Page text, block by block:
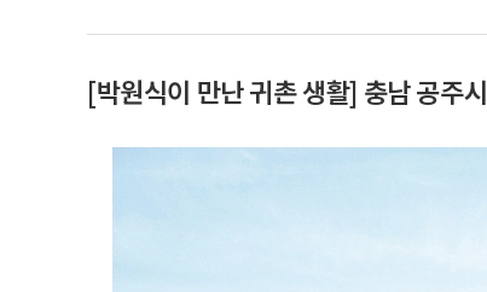
[박원식이 만난 귀촌 생활] 충남 공주